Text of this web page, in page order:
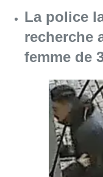
La police
recherche
femme de